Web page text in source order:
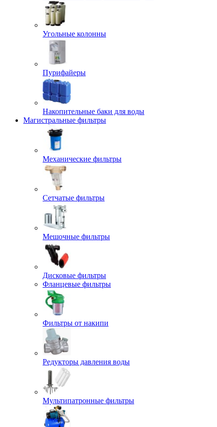
Угольные колонны
Пурифайеры
Накопительные баки для воды
Магистральные фильтры
Механические фильтры
Сетчатые фильтры
Мешочные фильтры
Дисковые фильтры
Фланцевые фильтры
Фильтры от накипи
Редукторы давления воды
Мультипатронные фильтры